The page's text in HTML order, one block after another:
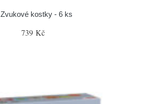
Zvukové kostky - 6 ks
739 Kč